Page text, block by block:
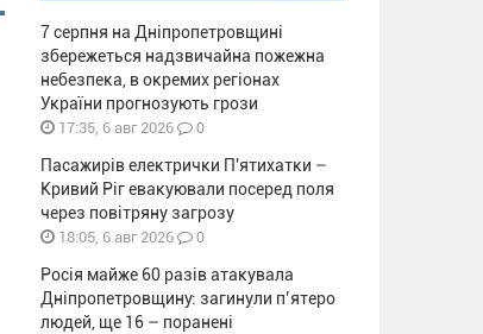
7 серпня на Дніпропетровщині
збережеться надзвичайна пожежна
небезпека, в окремих регіонах
України прогнозують грози
17:35, 6 авг 2026 0
Пасажирів електрички П'ятихатки –
Кривий Ріг евакуювали посеред поля
через повітряну загрозу
18:05, 6 авг 2026 0
Росія майже 60 разів атакувала
Дніпропетровщину: загинули п’ятеро
людей, ще 16 – поранені